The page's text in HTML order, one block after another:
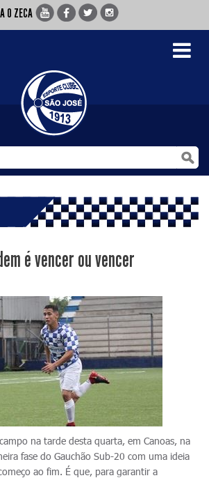
O ZECA
Toggle
é vencer ou vencer
na tarde desta quarta, em Canoas, na
fase do Gauchão Sub-20 com uma ideia
ao fim. É que, para garantir a